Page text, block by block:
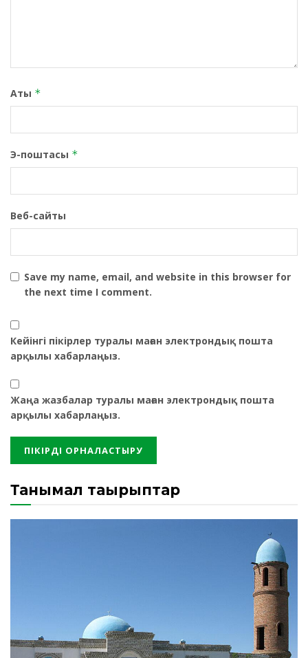
Аты *
Э-поштасы *
Веб-сайты
Save my name, email, and website in this browser for
the next time I comment.
Кейінгі пікірлер туралы маған электрондық пошта
арқылы хабарлаңыз.
Жаңа жазбалар туралы маған электрондық пошта
арқылы хабарлаңыз.
Танымал тақырыптар